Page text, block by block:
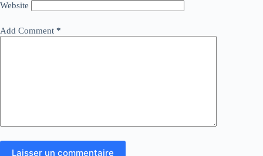
Website
Add Comment *
Laisser un commentaire